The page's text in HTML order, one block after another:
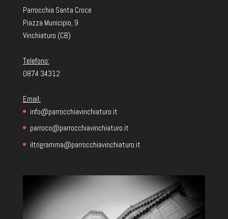
Parrocchia Santa Croce
Piazza Municipio, 9
Vinchiaturo (CB)
Telefono:
0874 34312
Email:
info@parrocchiavinchiaturo.it
parroco@parrocchiavinchiaturo.it
iltrigramma@parrocchiavinchiaturo.it